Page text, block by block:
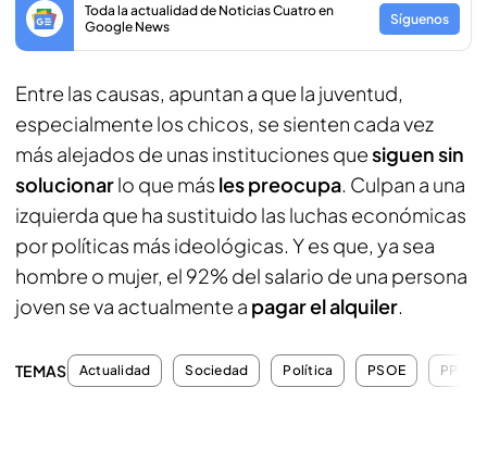
Toda la actualidad de Noticias Cuatro en
Google News
Síguenos
Entre las causas, apuntan a que la juventud,
especialmente los chicos, se sienten cada vez
más alejados de unas instituciones quesiguen sin
solucionarlo que más les preocupa. Culpan a una
izquierda que ha sustituido las luchas económicas
por políticas más ideológicas. Y es que, ya sea
hombre o mujer, el 92% del salario de una persona
joven se va actualmente a pagar el alquiler.
TEMAS Actualidad Sociedad Política PSOE PP